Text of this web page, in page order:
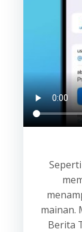
mainan.
Berita